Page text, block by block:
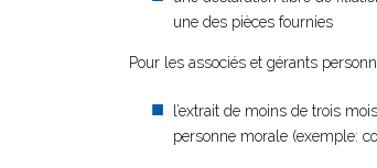
une des pièces fournies
Pour les associés et gérants
l’extrait de moins de trois
personne morale (exemple: